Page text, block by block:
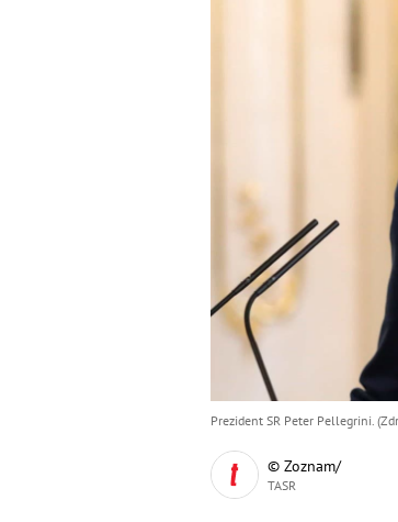
Prezident SR Peter Pellegrini.
© Zoznam/
TASR